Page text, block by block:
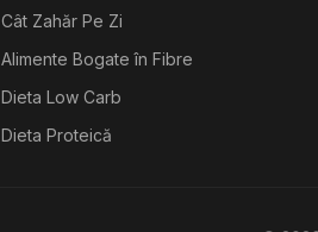
Cât Zahăr Pe Zi
Alimente Bogate în Fibre
Dieta Low Carb
Dieta Proteică